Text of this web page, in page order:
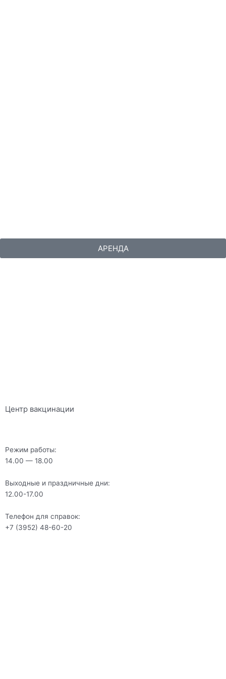
АРЕНДА
Центр вакцинации
Режим работы:
14.00 — 18.00
Выходные и праздничные дни:
12.00-17.00
Телефон для справок:
+7 (3952) 48-60-20